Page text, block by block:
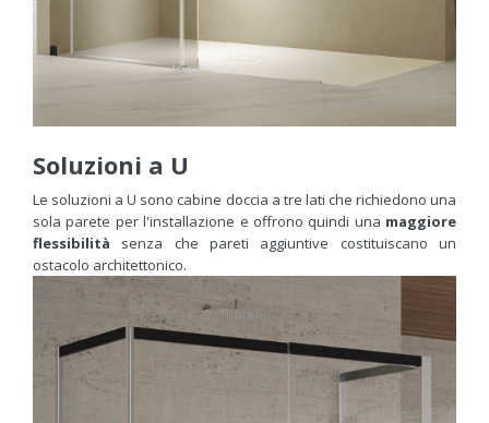
Soluzioni a U
Le soluzioni a U sono cabine doccia a tre lati che richiedono una
sola parete per l'installazione e offrono quindi una maggiore
flessibilità senza che pareti aggiuntive costituiscano un
ostacolo architettonico.